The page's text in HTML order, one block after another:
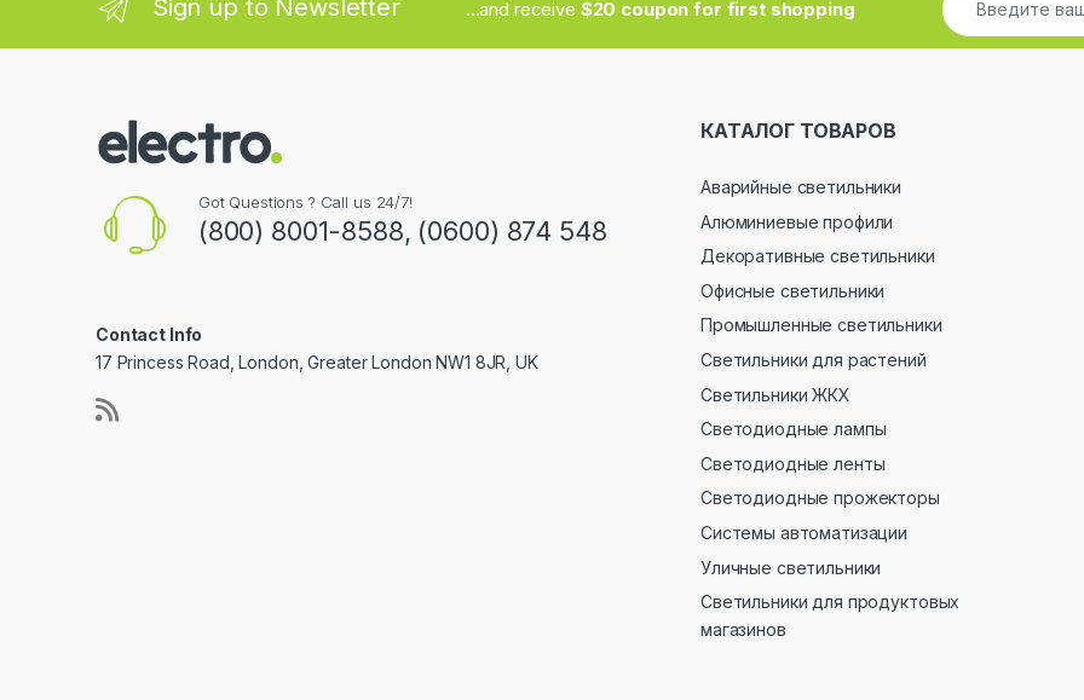
Sign up to Newsletter ...and receive $20 coupon for first shopping
Got Questions ? Call us 24/7!
(800) 8001-8588, (0600) 874 548
Contact Info
17 Princess Road, London, Greater London NW1 8JR, UK
КАТАЛОГ ТОВАРОВ
Аварийные светильники
Алюминиевые профили
Декоративные светильники
Офисные светильники
Промышленные светильники
Светильники для растений
Светильники ЖКХ
Светодиодные лампы
Светодиодные ленты
Светодиодные прожекторы
Системы автоматизации
Уличные светильники
Светильники для продуктовых
магазинов